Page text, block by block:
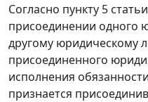
Согласно пункту 5
присоединении одного
другому юридическому
присоединенного
исполнения
признается